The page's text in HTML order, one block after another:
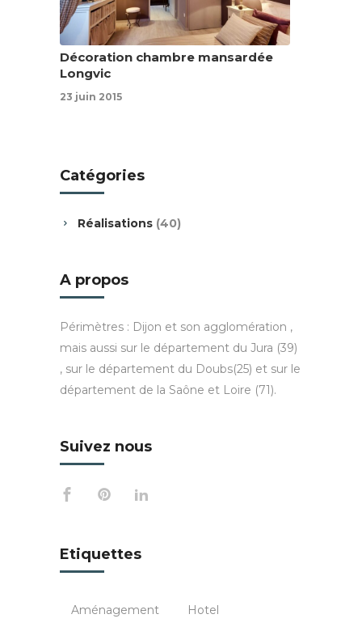
Décoration chambre mansardée
Longvic
23 juin 2015
Catégories
Réalisations (40)
A propos
Périmètres : Dijon et son agglomération ,
mais aussi sur le département du Jura (39)
, sur le département du Doubs(25) et sur le
département de la Saône et Loire (71).
Suivez nous
Etiquettes
Aménagement Hotel